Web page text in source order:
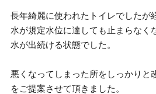
長年綺麗に使われたトイレでしたが
水が規定水位に達しても止まらなく
水が出続ける状態でした。
悪くなってしまった所をしっかりと
をご提案させて頂きました。